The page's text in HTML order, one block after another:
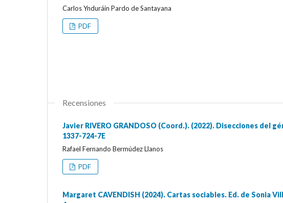
Carlos Ynduráin Pardo de Santayana
PDF
Recensiones
Javier RIVERO GRANDOSO (Coord.). (2022). Disecciones del
1337-724-7E
Rafael Fernando Bermúdez Llanos
PDF
Margaret CAVENDISH (2024). Cartas sociables. Ed. de Sonia